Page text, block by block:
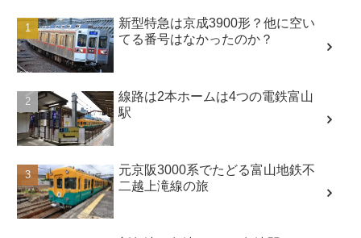
新型特急は京成3900形？他に空い
てる番号はなかったのか？
線路は2本ホームは4つの電鉄富山
駅
元京阪3000系でたどる富山地鉄不
二越上滝線の旅